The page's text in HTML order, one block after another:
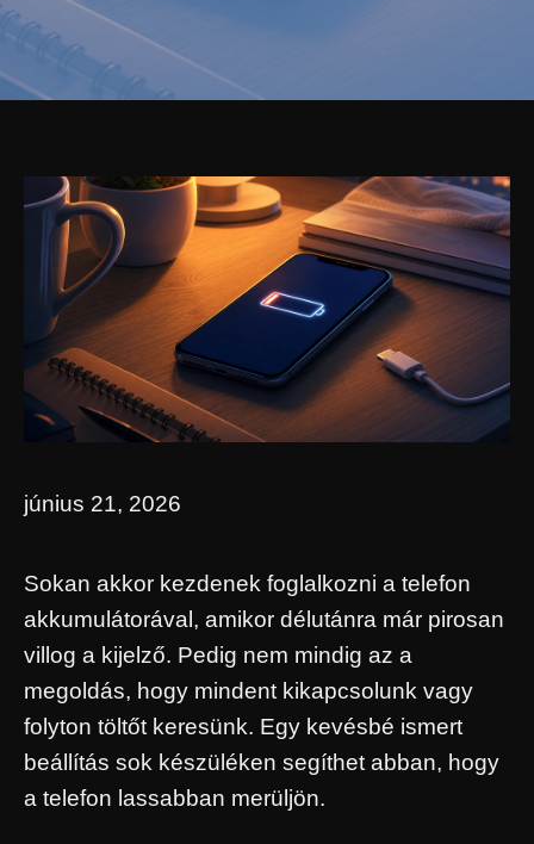
június 21, 2026
Sokan akkor kezdenek foglalkozni a telefon
akkumulátorával, amikor délutánra már pirosan
villog a kijelző. Pedig nem mindig az a
megoldás, hogy mindent kikapcsolunk vagy
folyton töltőt keresünk. Egy kevésbé ismert
beállítás sok készüléken segíthet abban, hogy
a telefon lassabban merüljön.